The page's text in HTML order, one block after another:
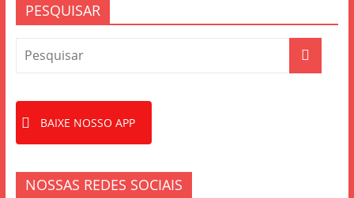
PESQUISAR
BAIXE NOSSO APP
NOSSAS REDES SOCIAIS